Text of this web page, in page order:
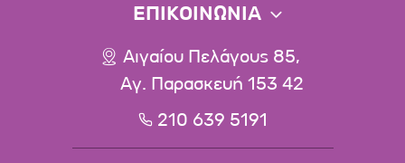
ΕΠΙΚΟΙΝΩΝΙΑ
Αιγαίου Πελάγους 85,
Αγ. Παρασκευή 153 42
210 639 5191